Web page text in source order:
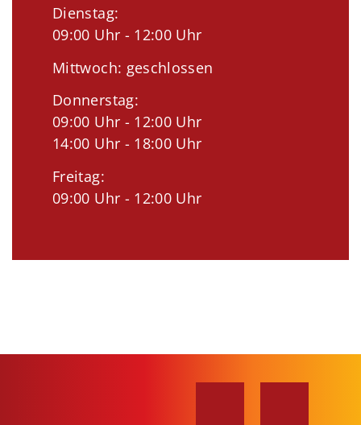
Dienstag:
09:00 Uhr - 12:00 Uhr
Mittwoch: geschlossen
Donnerstag:
09:00 Uhr - 12:00 Uhr
14:00 Uhr - 18:00 Uhr
Freitag:
09:00 Uhr - 12:00 Uhr